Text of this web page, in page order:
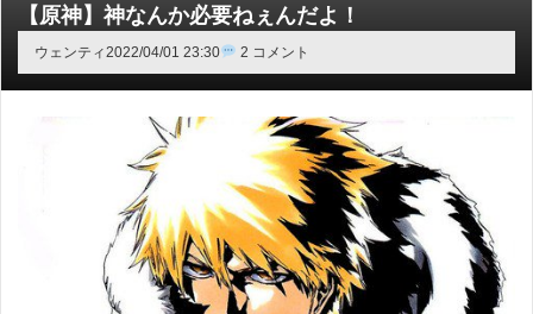
【原神】神なんか必要ねぇんだよ！
ウェンティ2022/04/01 23:30 2 コメント